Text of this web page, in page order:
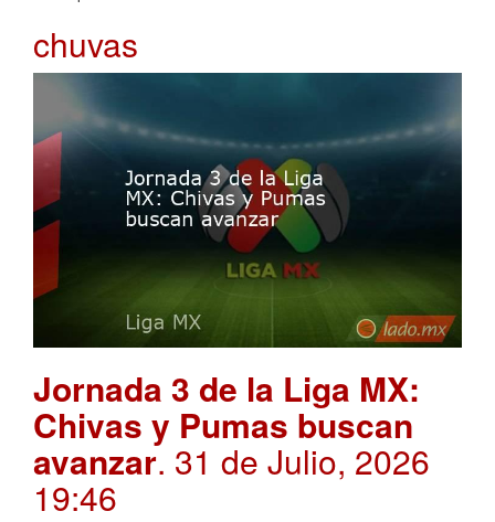
chuvas
Jornada 3 de la Liga MX:
Chivas y Pumas buscan
avanzar. 31 de Julio, 2026
19:46